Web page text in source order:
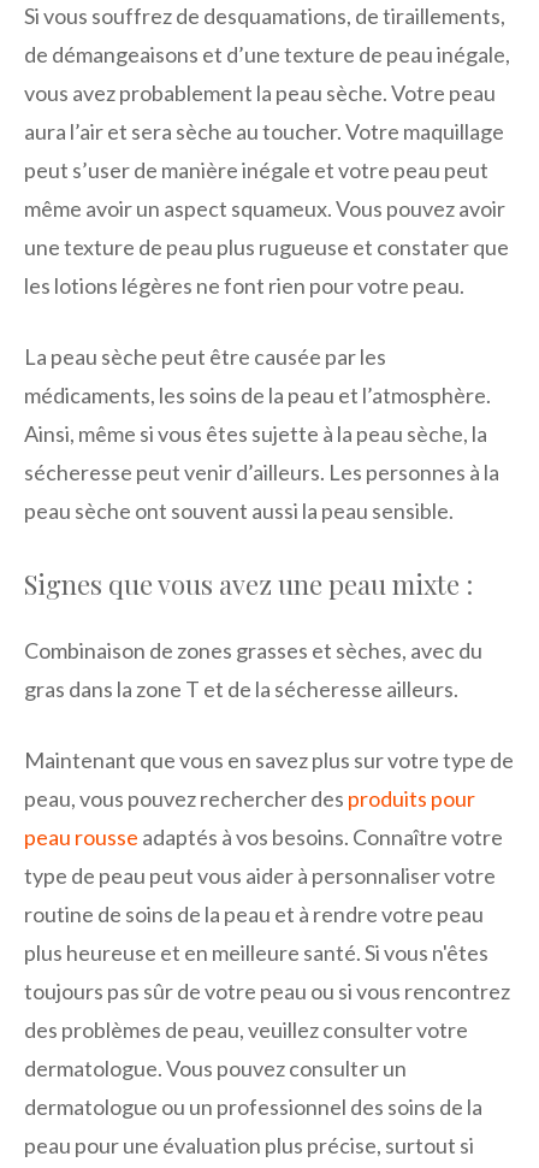
Si vous souffrez de desquamations, de tiraillements,
de démangeaisons et d’une texture de peau inégale,
vous avez probablement la peau sèche. Votre peau
aura l’air et sera sèche au toucher. Votre maquillage
peut s’user de manière inégale et votre peau peut
même avoir un aspect squameux. Vous pouvez avoir
une texture de peau plus rugueuse et constater que
les lotions légères ne font rien pour votre peau.
La peau sèche peut être causée par les
médicaments, les soins de la peau et l’atmosphère.
Ainsi, même si vous êtes sujette à la peau sèche, la
sécheresse peut venir d’ailleurs. Les personnes à la
peau sèche ont souvent aussi la peau sensible.
Signes que vous avez une peau mixte :
Combinaison de zones grasses et sèches, avec du
gras dans la zone T et de la sécheresse ailleurs.
Maintenant que vous en savez plus sur votre type de
peau, vous pouvez rechercher des produits pour
peau rousse adaptés à vos besoins. Connaître votre
type de peau peut vous aider à personnaliser votre
routine de soins de la peau et à rendre votre peau
plus heureuse et en meilleure santé. Si vous n'êtes
toujours pas sûr de votre peau ou si vous rencontrez
des problèmes de peau, veuillez consulter votre
dermatologue. Vous pouvez consulter un
dermatologue ou un professionnel des soins de la
peau pour une évaluation plus précise, surtout si